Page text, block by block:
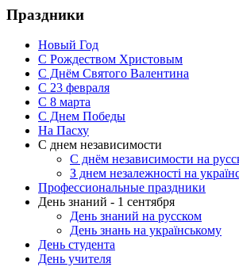
Праздники
Новый Год
С Рождеством Христовым
С Днём Святого Валентина
С 23 февраля
C 8 марта
С Днем Победы
На Пасху
С днем независимости
С днём независимости на
З днем незалежності на
Профессиональные праздники
День знаний - 1 сентября
День знаний на русском
День знань на українському
День студента
День учителя